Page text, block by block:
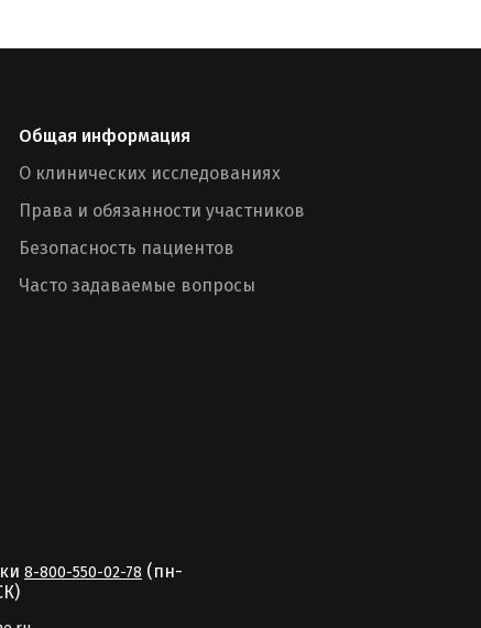
Общая информация
О клинических исследованиях
Права и обязанности участников
Безопасность пациентов
Часто задаваемые вопросы
8-800-550-02-78 (пн-